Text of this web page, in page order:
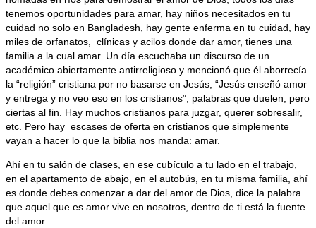
tenemos oportunidades para amar, hay niños necesitados en tu
cuidad no solo en Bangladesh, hay gente enferma en tu cuidad, hay
miles de orfanatos, clínicas y acilos donde dar amor, tienes una
familia a la cual amar. Un día escuchaba un discurso de un
académico abiertamente antirreligioso y mencionó que él aborrecía
la “religión” cristiana por no basarse en Jesús, “Jesús enseñó amor
y entrega y no veo eso en los cristianos”, palabras que duelen, pero
ciertas al fin. Hay muchos cristianos para juzgar, querer sobresalir,
etc. Pero hay escases de oferta en cristianos que simplemente
vayan a hacer lo que la biblia nos manda: amar.
Ahí en tu salón de clases, en ese cubículo a tu lado en el trabajo,
en el apartamento de abajo, en el autobús, en tu misma familia, ahí
es donde debes comenzar a dar del amor de Dios, dice la palabra
que aquel que es amor vive en nosotros, dentro de ti está la fuente
del amor.